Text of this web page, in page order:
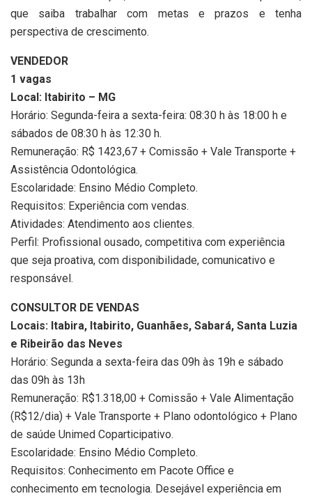
que saiba trabalhar com metas e prazos e tenha
perspectiva de crescimento.
VENDEDOR
1 vagas
Local: Itabirito – MG
Horário: Segunda-feira a sexta-feira: 08:30 h às 18:00 h e
sábados de 08:30 h às 12:30 h.
Remuneração: R$ 1423,67 + Comissão + Vale Transporte +
Assistência Odontológica.
Escolaridade: Ensino Médio Completo.
Requisitos: Experiência com vendas.
Atividades: Atendimento aos clientes.
Perfil: Profissional ousado, competitiva com experiência
que seja proativa, com disponibilidade, comunicativo e
responsável.
CONSULTOR DE VENDAS
Locais: Itabira, Itabirito, Guanhães, Sabará, Santa Luzia
e Ribeirão das Neves
Horário: Segunda a sexta-feira das 09h às 19h e sábado
das 09h às 13h
Remuneração: R$1.318,00 + Comissão + Vale Alimentação
(R$12/dia) + Vale Transporte + Plano odontológico + Plano
de saúde Unimed Coparticipativo.
Escolaridade: Ensino Médio Completo.
Requisitos: Conhecimento em Pacote Office e
conhecimento em tecnologia. Desejável experiência em